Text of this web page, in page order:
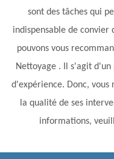
sont des tâches qui
indispensable de convier
pouvons vous
Nettoyage . Il s'agit d'un
d'expérience. Donc, vous
la qualité de ses
informations,